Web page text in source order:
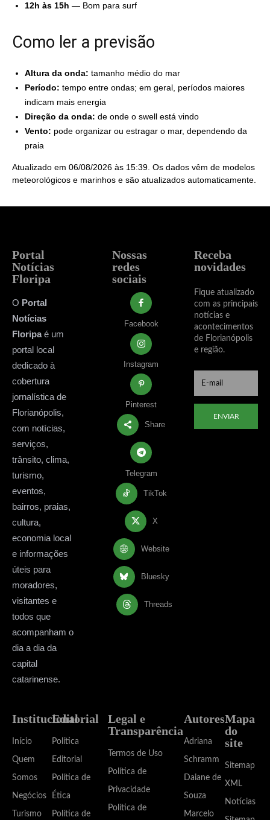
12h às 15h — Bom para surf
Como ler a previsão
Altura da onda: tamanho médio do mar
Período: tempo entre ondas; em geral, períodos maiores
indicam mais energia
Direção da onda: de onde o swell está vindo
Vento: pode organizar ou estragar o mar, dependendo da
praia
Atualizado em 06/08/2026 às 15:39. Os dados vêm de modelos
meteorológicos e marinhos e são atualizados automaticamente.
Portal
Notícias
Floripa
O Portal
Notícias
Floripaé um
portal local
dedicado à
cobertura
jornalística de
Florianópolis,
com notícias,
serviços,
trânsito, clima,
turismo,
eventos,
bairros, praias,
cultura,
economia local
e informações
úteis para
moradores,
visitantes e
todos que
acompanham o
dia a dia da
capital
catarinense.
Nossas
redes
sociais
Facebook
Instagram
Pinterest
Share
Telegram
TikTok
X
Website
Bluesky
Threads
Receba
novidades
Fique atualizado
com as principais
notícias e
acontecimentos
de Florianópolis
e região.
ENVIAR
Institucional
Início
Quem
Somos
Negócios
Turismo
Editorial
Política
Editorial
Política de
Ética
Política de
Legal e
Transparência
Termos de Uso
Política de
Privacidade
Política de
Autores
Adriana
Schramm
Daiane de
Souza
Marcelo
Mapa
do
site
Sitemap
XML
Notícias